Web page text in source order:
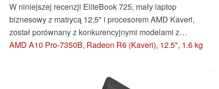
W niniejszej recenzji EliteBook 725, mały laptop
biznesowy z matrycą 12,5" i procesorem AMD Kaveri,
został porównany z konkurencyjnymi modelami z
procesorami Intela. Czy warto zdecydować się na zakup
AMD A10 Pro-7350B, Radeon R6 (Kaveri), 12.5", 1.6 kg